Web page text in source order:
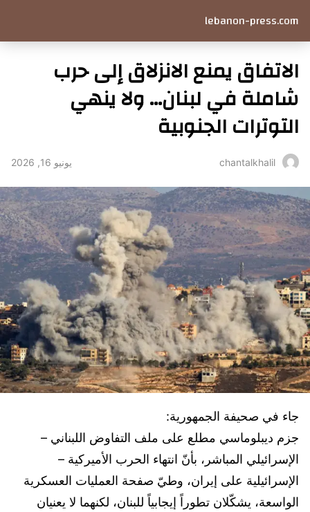
lebanon-press.com
الاتفاق يمنع الانزلاق إلى حرب
شاملة في لبنان… ولا ينهي
التوترات الجنوبية
chantalkhalil يونيو 16, 2026
جاء في صحيفة الجمهورية:
جزم ديبلوماسي مطلع على ملف التفاوض اللبناني –
الإسرائيلي المباشر، بأنّ انتهاء الحرب الأميركية –
الإسرائيلية على إيران، وطيّ صفحة العمليات العسكرية
الواسعة، يشكّلان تطوراً إيجابياً للبنان، لكنهما لا يعنيان